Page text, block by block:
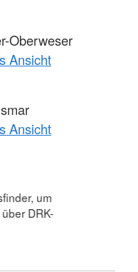
Oberweser
Ansicht
Ansicht
um
DRK-